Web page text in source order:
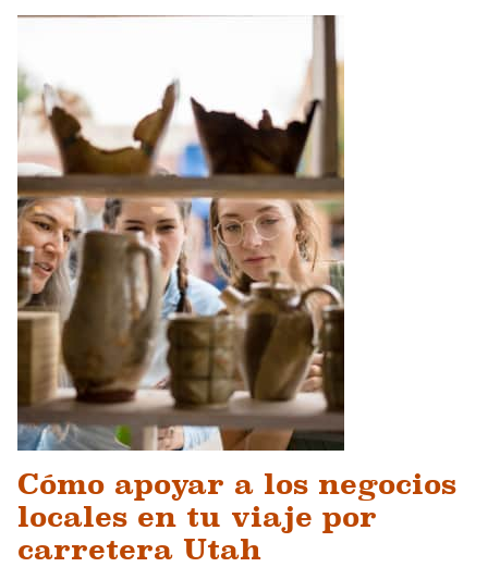
Cómo apoyar a los negocios
locales en tu viaje por
carretera Utah